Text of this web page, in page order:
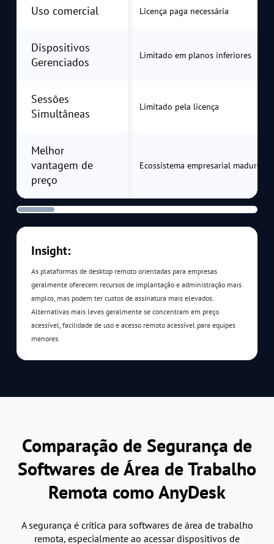
Uso comercial Licença paga necessária
Dispositivos
Gerenciados
Limitado em planos inferiores
Sessões
Simultâneas
Limitado pela licença
Melhor
vantagem de
preço
Ecossistema empresarial maduro
Insight:
As plataformas de desktop remoto orientadas para empresas
geralmente oferecem recursos de implantação e administração mais
amplos, mas podem ter custos de assinatura mais elevados.
Alternativas mais leves geralmente se concentram em preço
acessível, facilidade de uso e acesso remoto acessível para equipes
menores.
Comparação de Segurança de
Softwares de Área de Trabalho
Remota como AnyDesk
A segurança é crítica para softwares de área de trabalho
remota, especialmente ao acessar dispositivos de